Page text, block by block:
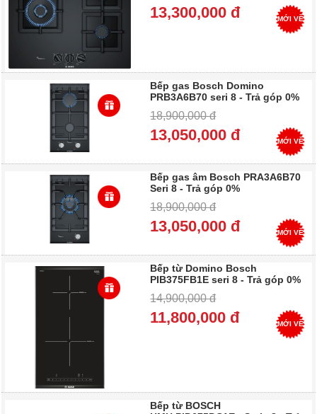
13,300,000 đ MỚI VỀ
Bếp gas Bosch Domino
PRB3A6B70 seri 8 - Trả góp 0%
18,900,000 đ
13,050,000 đ MỚI VỀ
Bếp gas âm Bosch PRA3A6B70
Seri 8 - Trả góp 0%
18,900,000 đ
13,050,000 đ MỚI VỀ
Bếp từ Domino Bosch
PIB375FB1E seri 8 - Trả góp 0%
14,900,000 đ
11,800,000 đ MỚI VỀ
Bếp từ BOSCH